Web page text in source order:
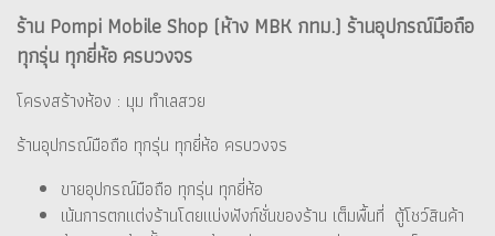
ร้าน Pompi Mobile Shop (ห้าง MBK กทม.) ร้านอุปกรณ์มือถือ
ทุกรุ่น ทุกยี่ห้อ ครบวงจร
โครงสร้างห้อง : มุม ทำเลสวย
ร้านอุปกรณ์มือถือ ทุกรุ่น ทุกยี่ห้อ ครบวงจร
ขายอุปกรณ์มือถือ ทุกรุ่น ทุกยี่ห้อ
เน้นการตกแต่งร้านโดยแบ่งฟังก์ชั่นของร้าน เต็มพื้นที่ ตู้โชว์สินค้า